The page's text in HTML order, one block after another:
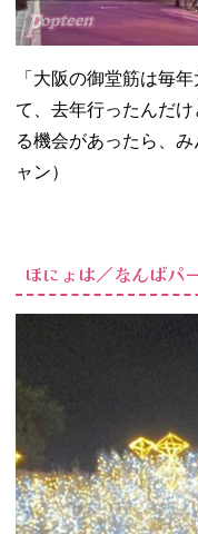
「大阪の御堂筋は毎
て、去年行ったんだ
る機会があったら、
ャン）
ほにょは／なんばパ